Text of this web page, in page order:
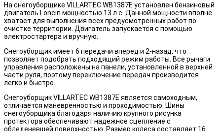
На снегоуборщике VILLARTEC WB1387E установлен бензиновый
двигатель Loncin мощностью 13 л.с. Данной мощности вполне
хватает для выполнения всех предусмотренных работ по
очистке территории. Двигатель запускается с помощью
электростартера и вручную.
Снегоуборщик имеет 6 передачи вперед и 2-назад, что
позволяет подобрать подходящий режим работы. Все рычаги
управления расположены на панели, установленной в верхней
части руля, поэтому переключение передач производится
легко и быстро.
Снегоуборщик VILLARTEC WB1387E является самоходным,
отличается маневренностью и проходимостью. Шины
снегоуборщика благодаря наличию крупного рисунка
протектора обеспечивают надежное сцепление с
обледеневшей поверхностью. Размер колеса составляет 16